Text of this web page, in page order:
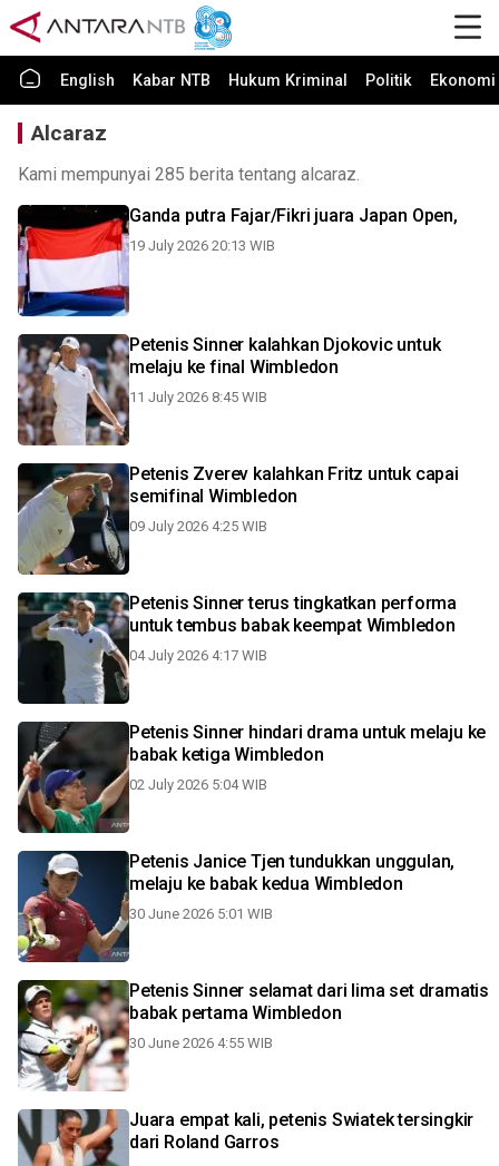
English Kabar NTB Hukum Kriminal Politik
Alcaraz
Kami mempunyai 285 berita tentang alcaraz.
Ganda putra Fajar/Fikri juara Japan Open,
19 July 2026 20:13 WIB
Petenis Sinner kalahkan Djokovic untuk
melaju ke final Wimbledon
11 July 2026 8:45 WIB
Petenis Zverev kalahkan Fritz untuk capai
semifinal Wimbledon
09 July 2026 4:25 WIB
Petenis Sinner terus tingkatkan performa
untuk tembus babak keempat Wimbledon
04 July 2026 4:17 WIB
Petenis Sinner hindari drama untuk melaju ke
babak ketiga Wimbledon
02 July 2026 5:04 WIB
Petenis Janice Tjen tundukkan unggulan,
melaju ke babak kedua Wimbledon
30 June 2026 5:01 WIB
Petenis Sinner selamat dari lima set dramatis
babak pertama Wimbledon
30 June 2026 4:55 WIB
Juara empat kali, petenis Swiatek tersingkir
dari Roland Garros